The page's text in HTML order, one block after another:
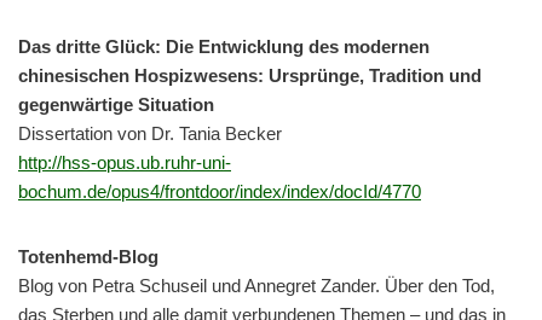
Das dritte Glück: Die Entwicklung des modernen
chinesischen Hospizwesens: Ursprünge, Tradition und
gegenwärtige Situation
Dissertation von Dr. Tania Becker
http://hss-opus.ub.ruhr-uni-
bochum.de/opus4/frontdoor/index/index/docId/4770
Totenhemd-Blog
Blog von Petra Schuseil und Annegret Zander. Über den Tod,
das Sterben und alle damit verbundenen Themen – und das in